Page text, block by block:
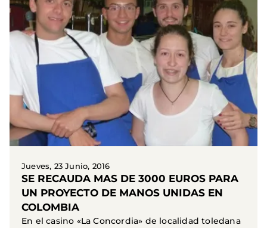
Jueves, 23 Junio, 2016
SE RECAUDA MAS DE 3000 EUROS PARA
UN PROYECTO DE MANOS UNIDAS EN
COLOMBIA
En el casino «La Concordia» de localidad toledana